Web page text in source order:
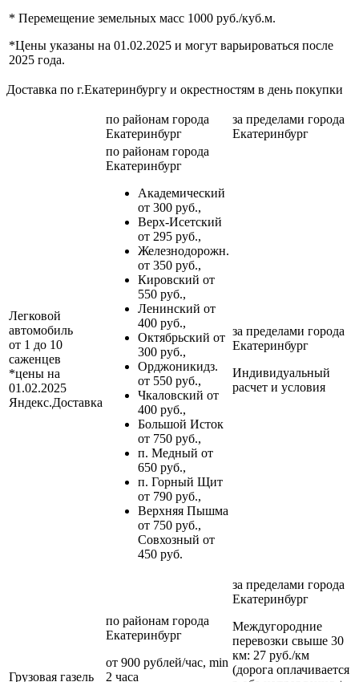
* Перемещение земельных масс 1000 руб./куб.м.
*Цены указаны на 01.02.2025 и могут варьироваться после
2025 года.
Доставка по г.Екатеринбургу и окрестностям в день покупки
по районам города
Екатеринбург
за пределами города
Екатеринбург
Легковой
автомобиль
от 1 до 10
саженцев
*цены на
01.02.2025
Яндекс.Доставка
по районам города
Екатеринбург
Академический
от 300 руб.,
Верх-Исетский
от 295 руб.,
Железнодорожн.
от 350 руб.,
Кировский от
550 руб.,
Ленинский от
400 руб.,
Октябрьский от
300 руб.,
Орджоникидз.
от 550 руб.,
Чкаловский от
400 руб.,
Большой Исток
от 750 руб.,
п. Медный от
650 руб.,
п. Горный Щит
от 790 руб.,
Верхняя Пышма
от 750 руб.,
Совхозный от
450 руб.
за пределами города
Екатеринбург
Индивидуальный
расчет и условия
Грузовая газель
по районам города
Екатеринбург
от 900 рублей/час, min
2 часа
за пределами города
Екатеринбург
Междугородние
перевозки свыше 30
км: 27 руб./км
(дорога оплачивается